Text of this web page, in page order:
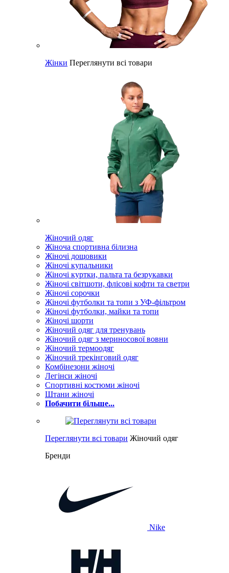
Жінки Переглянути всі товари
Жіночий одяг
Жіноча спортивна білизна
Жіночі дощовики
Жіночі купальники
Жіночі куртки, пальта та безрукавки
Жіночі світшоти, флісові кофти та светри
Жіночі сорочки
Жіночі футболки та топи з УФ-фільтром
Жіночі футболки, майки та топи
Жіночі шорти
Жіночий одяг для тренувань
Жіночий одяг з мериносової вовни
Жіночий термоодяг
Жіночий трекінговий одяг
Комбінезони жіночі
Легінси жіночі
Спортивні костюми жіночі
Штани жіночі
Побачити більше...
Переглянути всі товари Жіночий одяг
Бренди
Nike